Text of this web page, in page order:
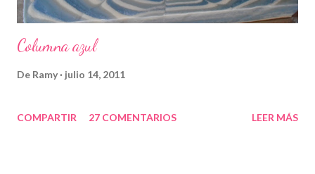
Columna azul
De Ramy julio 14, 2011
COMPARTIR 27 COMENTARIOS LEER MÁS